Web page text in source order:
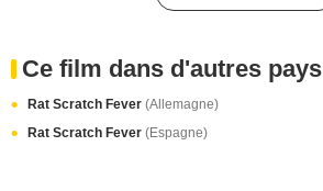
Ce film dans d'autres pays
Rat Scratch Fever (Allemagne)
Rat Scratch Fever (Espagne)